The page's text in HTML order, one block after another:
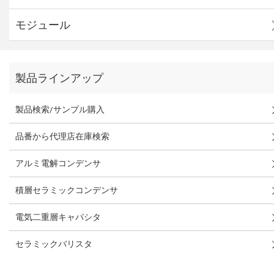
モジュール
製品ラインアップ
製品検索/サンプル購入
品番から代理店在庫検索
アルミ電解コンデンサ
積層セラミックコンデンサ
電気二重層キャパシタ
セラミックバリスタ